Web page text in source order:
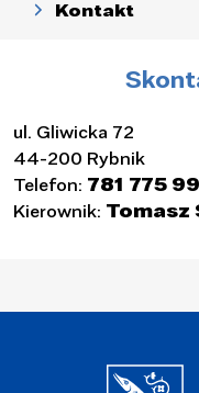
Kontakt
ul. Gliwicka 72
44-200 Rybnik
Telefon: 781 775
Kierownik: Tomasz